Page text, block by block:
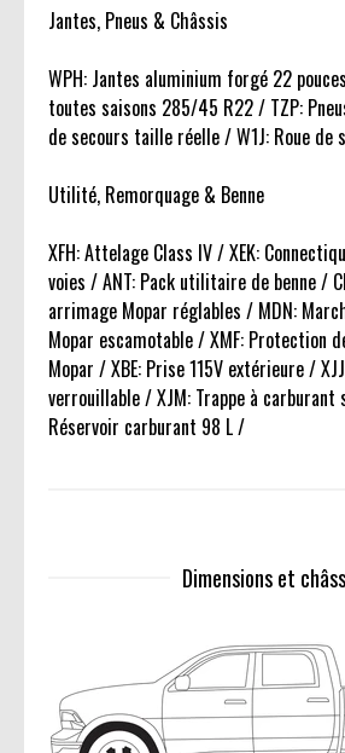
Jantes, Pneus & Châssis
WPH: Jantes aluminium forgé 22
toutes saisons 285/45 R22 / TZP:
de secours taille réelle / W1J: Roue de
Utilité, Remorquage & Benne
XFH: Attelage Class IV / XEK:
voies / ANT: Pack utilitaire de benne /
arrimage Mopar réglables / MDN:
Mopar escamotable / XMF: Protection
Mopar / XBE: Prise 115V extérieure /
verrouillable / XJM: Trappe à carburant
Réservoir carburant 98 L /
Dimensions et